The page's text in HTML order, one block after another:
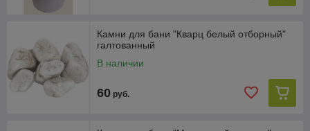
Камни для бани "Кварц белый отборный"
галтованный
В наличии
60 руб.